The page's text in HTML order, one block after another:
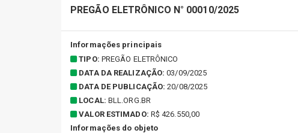
PREGÃO ELETRÔNICO N° 00010/2025
Informações principais
TIPO: PREGÃO ELETRÔNICO
DATA DA REALIZAÇÃO: 03/09/2025
DATA DE PUBLICAÇÃO: 20/08/2025
LOCAL: BLL.ORG.BR
VALOR ESTIMADO: R$ 426.550,00
Informações do objeto